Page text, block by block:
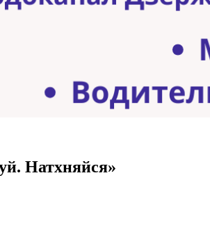
Натхняйся»